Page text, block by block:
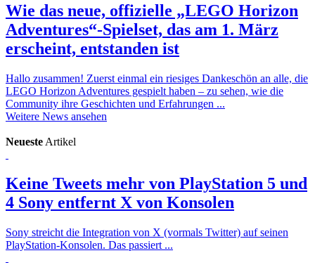
Wie das neue, offizielle „LEGO Horizon
Adventures“-Spielset, das am 1. März
erscheint, entstanden ist
Hallo zusammen! Zuerst einmal ein riesiges Dankeschön an alle, die
LEGO Horizon Adventures gespielt haben – zu sehen, wie die
Community ihre Geschichten und Erfahrungen ...
Weitere News ansehen
Neueste Artikel
Keine Tweets mehr von PlayStation 5 und
4 Sony entfernt X von Konsolen
Sony streicht die Integration von X (vormals Twitter) auf seinen
PlayStation-Konsolen. Das passiert ...